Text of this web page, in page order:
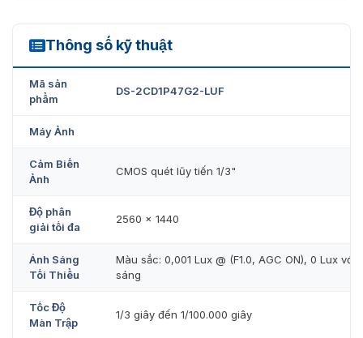
Camera IP Hikvision DS-2CD1P47G2-LUF
phẩm được chúng tôi nhập trực tiếp nên cam kết chính
hãng và đảm bảo chính sách bảo hành theo nhà sản
xuất. Quý khách cần đặt hàng hoặc hỏi thêm các thông
tin khác liên quan đến camera. Vui lòng liên hệ với
chúng tôi qua
kịp thời!!!
Thông số kỹ thuật
DS-2CD1P47G2-LUF
Mã sản
phẩm
DS-2CD1P47G2-LUF
Máy Ảnh
Cảm Biến
Ảnh
CMOS quét lũy tiến 1/3"
Độ phân
giải tối đa
2560 × 1440
Ánh Sáng
Tối Thiểu
Màu sắc: 0,001 Lux @ (F1.0, AGC ON), 0 Lux với
sáng
Tốc Độ
Màn Trập
1/3 giây đến 1/100.000 giây